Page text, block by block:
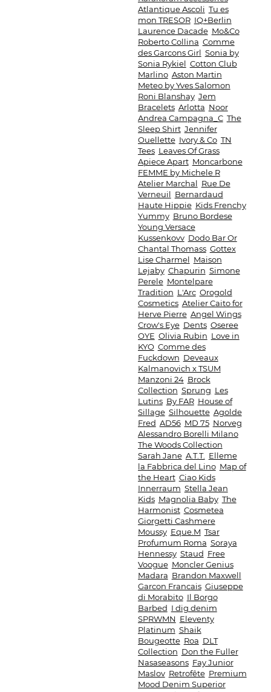
Atlantique Ascoli Tu es
mon TRESOR IQ+Berlin
Laurence Dacade Mo&Co
Roberto Collina Comme
des Garcons Girl Sonia by
Sonia Rykiel Cotton Club
Marlino Aston Martin
Meteo by Yves Salomon
Roni Blanshay Jem
Bracelets Arlotta Noor
Andrea Campagna_C The
Sleep Shirt Jennifer
Ouellette Ivory & Co TN
Tees Leaves Of Grass
Apiece Apart Moncarbone
FEMME by Michele R
Atelier Marchal Rue De
Verneuil Bernardaud
Haute Hippie Kids Frenchy
Yummy Bruno Bordese
Young Versace
Kussenkovv Dodo Bar Or
Chantal Thomass Gottex
Lise Charmel Maison
Lejaby Chapurin Simone
Perele Montelpare
Tradition L'Arc Orogold
Cosmetics Atelier Caito for
Herve Pierre Angel Wings
Crow's Eye Dents Oseree
OYE Olivia Rubin Love in
KYO Comme des
Fuckdown Deveaux
Kalmanovich х TSUM
Manzoni 24 Brock
Collection Sprung Les
Lutins By FAR House of
Sillage Silhouette Agolde
Fred AD56 MD 75 Norveg
Alessandro Borelli Milano
The Woods Collection
Sarah Jane A.T.T. Elleme
la Fabbrica del Lino Map of
the Heart Ciao Kids
Innerraum Stella Jean
Kids Magnolia Baby The
Harmonist Cosmetea
Giorgetti Cashmere
Moussy Eque.M Tsar
Profumum Roma Soraya
Hennessy Staud Free
Voogue Moncler Genius
Madara Brandon Maxwell
Garcon Francais Giuseppe
di Morabito Il Borgo
Barbed I dig denim
SPRWMN Eleventy
Platinum Shaik
Bougeotte Roa DLT
Collection Don the Fuller
Nasaseasons Fay Junior
Maslov Retrofête Premium
Mood Denim Superior